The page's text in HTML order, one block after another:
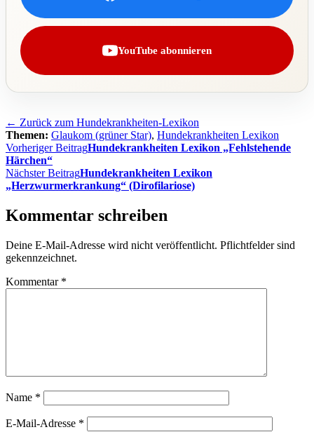
YouTube abonnieren
← Zurück zum Hundekrankheiten-Lexikon
Themen: Glaukom (grüner Star), Hundekrankheiten Lexikon
Beitragsnavigation
Vorheriger BeitragHundekrankheiten Lexikon „Fehlstehende
Härchen“
Nächster BeitragHundekrankheiten Lexikon
„Herzwurmerkrankung“ (Dirofilariose)
Kommentar schreiben
Deine E-Mail-Adresse wird nicht veröffentlicht. Pflichtfelder sind
gekennzeichnet.
Kommentar *
Name *
E-Mail-Adresse *